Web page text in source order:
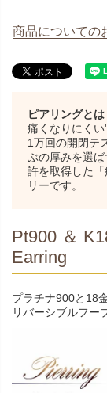
商品についての
ピアリングとは
痛くなりにくい
1万回の開閉テ
ぶの厚みを選
許を取得した
リーです。
Pt900 ＆
Earring
プラチナ900と18
リバーシブルフー